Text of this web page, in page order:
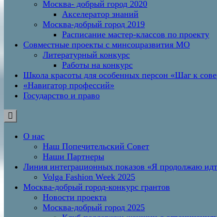
Москва- добрый город 2020
Акселератор знаний
Москва-добрый город 2019
Расписание мастер-классов по проекту
Совместные проекты с минсоцразвития МО
Литературный конкурс
Работы на конкурс
Школа красоты для особенных персон «Шаг к
«Навигатор профессий»
Государство и право
О нас
Наш Попечительский Совет
Наши Партнеры
Линия интеграционных показов «Я продолжаю
Volga Fashion Week 2025
Москва-добрый город-конкурс грантов
Новости проекта
Москва-добрый город 2025